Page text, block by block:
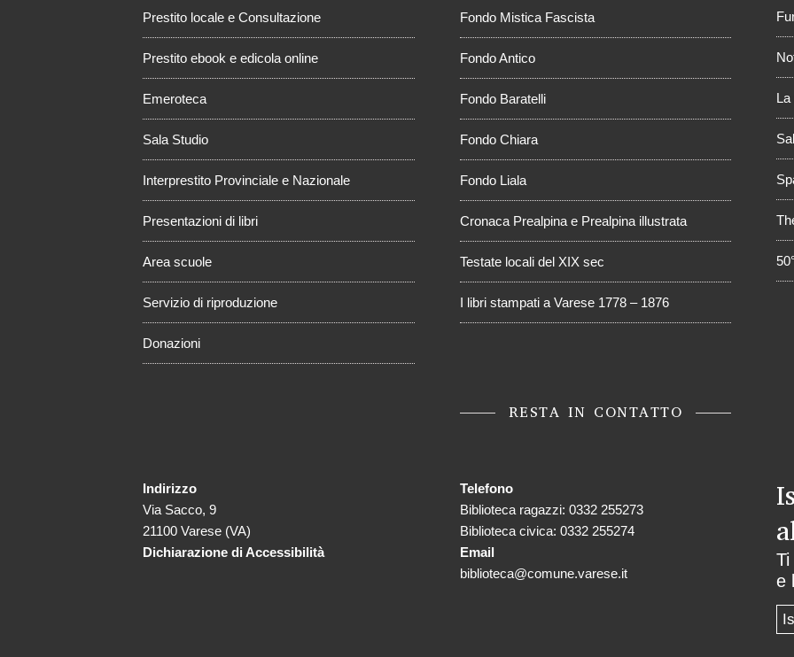
Prestito locale e Consultazione
Prestito ebook e edicola online
Emeroteca
Sala Studio
Interprestito Provinciale e Nazionale
Presentazioni di libri
Area scuole
Servizio di riproduzione
Donazioni
Fondo Mistica Fascista
Fondo Antico
Fondo Baratelli
Fondo Chiara
Fondo Liala
Cronaca Prealpina e Prealpina illustrata
Testate locali del XIX sec
I libri stampati a Varese 1778 – 1876
RESTA IN CONTATTO
Indirizzo
Via Sacco, 9
21100 Varese (VA)
Dichiarazione di Accessibilità
Telefono
Biblioteca ragazzi: 0332 255273
Biblioteca civica: 0332 255274
Email
biblioteca@comune.varese.it
e